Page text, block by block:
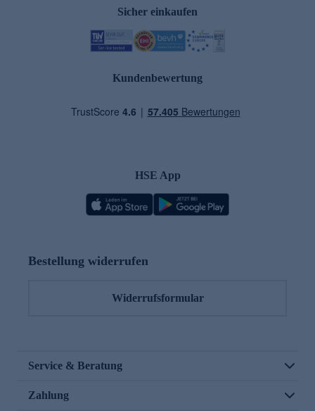
Sicher einkaufen
Kundenbewertung
HSE App
Bestellung widerrufen
Widerrufsformular
Service & Beratung
Zahlung